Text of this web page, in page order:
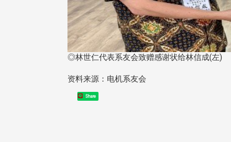
◎林世仁代表系友会致赠感谢状给林信成(左)
资料来源：电机系友会
Share
捐款征信、其他消
个人资料保护声明
配合「个人资料保护法」之施
4 版 捐款征信、其他消
息
欢迎订阅校友e报！